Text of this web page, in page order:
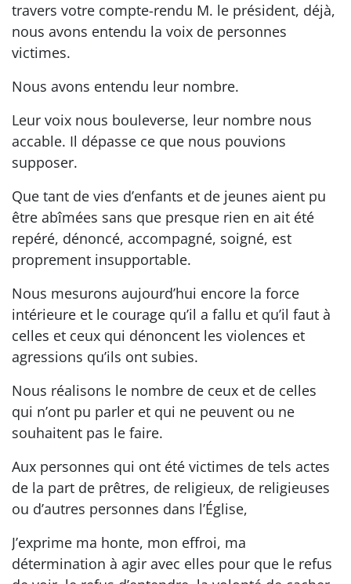
travers votre compte-rendu M. le président, déjà,
nous avons entendu la voix de personnes
victimes.
Nous avons entendu leur nombre.
Leur voix nous bouleverse, leur nombre nous
accable. Il dépasse ce que nous pouvions
supposer.
Que tant de vies d’enfants et de jeunes aient pu
être abîmées sans que presque rien en ait été
repéré, dénoncé, accompagné, soigné, est
proprement insupportable.
Nous mesurons aujourd’hui encore la force
intérieure et le courage qu’il a fallu et qu’il faut à
celles et ceux qui dénoncent les violences et
agressions qu’ils ont subies.
Nous réalisons le nombre de ceux et de celles
qui n’ont pu parler et qui ne peuvent ou ne
souhaitent pas le faire.
Aux personnes qui ont été victimes de tels actes
de la part de prêtres, de religieux, de religieuses
ou d’autres personnes dans l’Église,
J’exprime ma honte, mon effroi, ma
détermination à agir avec elles pour que le refus